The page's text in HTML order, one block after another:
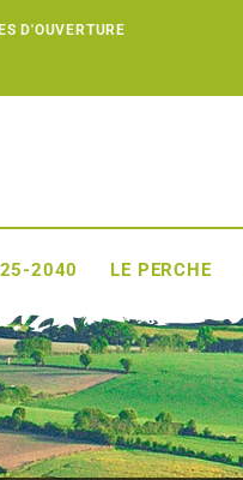
D'OUVERTURE
2040 LE PERCHE